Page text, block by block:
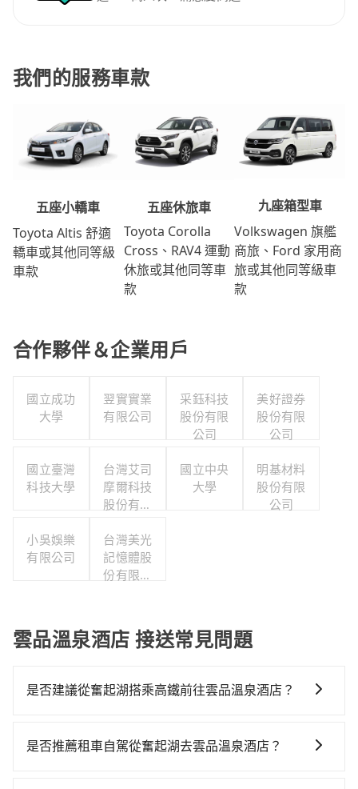
我們的服務車款
五座小轎車
Toyota Altis 舒適
轎車或其他同等級
車款
五座休旅車
Toyota Corolla
Cross、RAV4 運動
休旅或其他同等車
款
九座箱型車
Volkswagen 旗艦
商旅、Ford 家用商
旅或其他同等級車
款
合作夥伴＆企業用戶
國立成功
大學
翌實實業
有限公司
采鈺科技
股份有限
公司
美好證券
股份有限
公司
國立臺灣
科技大學
台灣艾司
摩爾科技
股份有限
國立中央
大學
明基材料
股份有限
公司
小吳娛樂
有限公司
台灣美光
記憶體股
份有限公
雲品溫泉酒店 接送常見問題
是否建議從奮起湖搭乘高鐵前往雲品溫泉酒店？
時、轉車麻煩，且難叫計程車前往高鐵站！從最早06:21
是否推薦租車自駕從奮起湖去雲品溫泉酒店？